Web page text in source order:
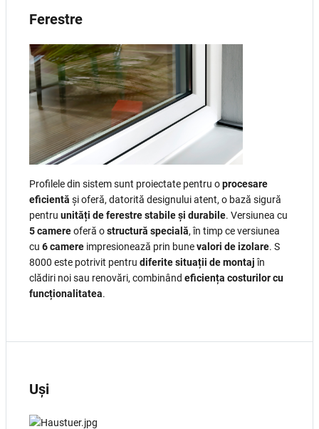
Ferestre
Profilele din sistem sunt proiectate pentru oprocesare
eficientă și oferă, datorită designului atent, o bază sigură
pentru unități de ferestre stabile și durabile. Versiunea cu
5 camereoferă ostructură specială, în timp ce versiunea
cu 6 camere impresionează prin bunevalori de izolare. S
8000 este potrivit pentru diferite situații de montaj în
clădiri noi sau renovări, combinând eficiența costurilor cu
funcționalitatea.
Uși